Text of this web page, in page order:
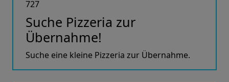
727
Suche Pizzeria zur
Übernahme!
Suche eine kleine Pizzeria zur Übernahme.